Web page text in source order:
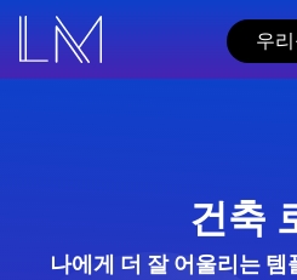
우
건축
나에게 더 잘 어울리는